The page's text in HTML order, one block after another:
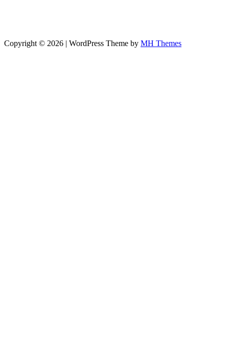
Copyright © 2026 | WordPress Theme by MH Themes